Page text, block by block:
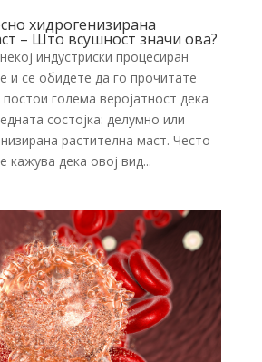
хидрогенизирана
– Што всушност значи ова?
индустриски процесиран
и се обидете да го прочитате
голема веројатност дека
состојка: делумно или
растителна маст. Често
кажува дека овој вид...